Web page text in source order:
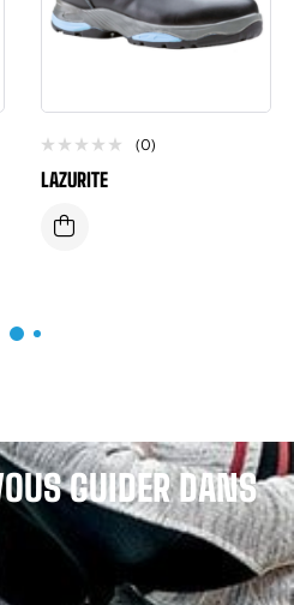
(0)
LAZURITE
GUIDER DANS